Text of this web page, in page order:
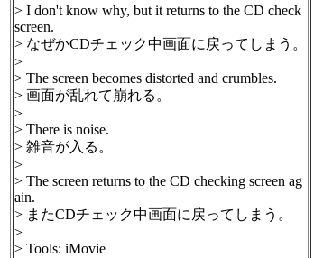
> I don't know why, but it returns to the CD check
screen.
> なぜかCDチェック中画面に戻ってしまう。
>
> The screen becomes distorted and crumbles.
> 画面が乱れて崩れる。
>
> There is noise.
> 雑音が入る。
>
> The screen returns to the CD checking screen ag
ain.
> またCDチェック中画面に戻ってしまう。
>
> Tools: iMovie